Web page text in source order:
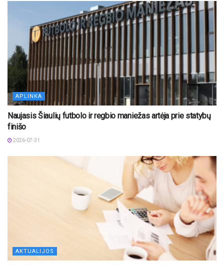
APLINKA
Naujasis Šiaulių futbolo ir regbio maniežas artėja prie statybų
finišo
2026-07-31
AKTUALIJOS